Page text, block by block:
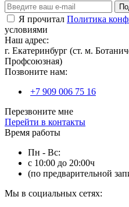
Я прочитал Политика
условиями
Наш адрес:
г. Екатеринбург (ст. м.
Профсоюзная)
Позвоните нам:
+7 909 006 75 16
Перезвоните мне
Перейти в контакты
Время работы
Пн - Вс:
с 10:00 до 20:00ч
(по предварительной
Мы в социальных сетях: